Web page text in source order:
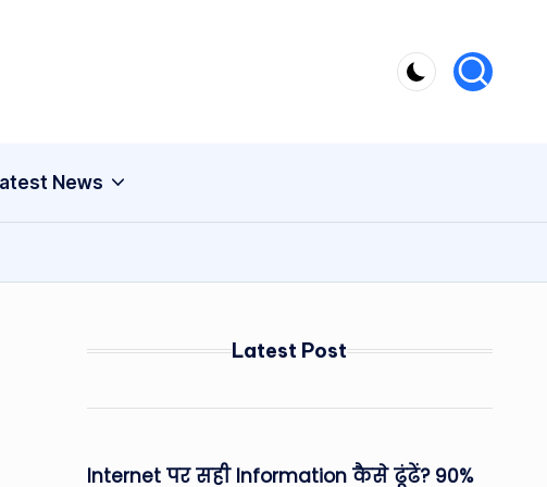
News
Latest Post
Internet पर सही Information कैसे ढूंढें? 90%